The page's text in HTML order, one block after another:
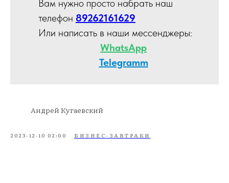
Вам нужно просто набрать наш
телефон 89262161629
Или написать в наши мессенджеры:
WhatsApp
Telegramm
Андрей Кугаевский
2023-12-10 02:00 БИЗНЕС-ЗАВТРАКИ